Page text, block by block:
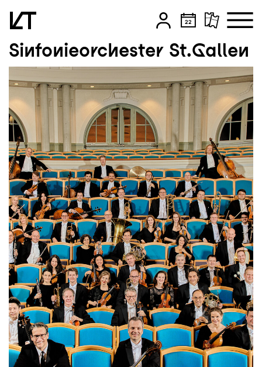
Zum Hauptinhalt springen
Zum Footer springen
Sinfonieorchester St.Gallen